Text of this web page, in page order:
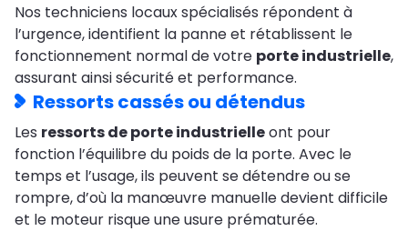
Nos techniciens locaux spécialisés répondent à
l’urgence, identifient la panne et rétablissent le
fonctionnement normal de votre porte industrielle,
assurant ainsi sécurité et performance.
Ressorts cassés ou détendus
Les ressorts de porte industrielleont pour
fonction l’équilibre du poids de la porte. Avec le
temps et l’usage, ils peuvent se détendre ou se
rompre, d’où la manœuvre manuelle devient difficile
et le moteur risque une usure prématurée.